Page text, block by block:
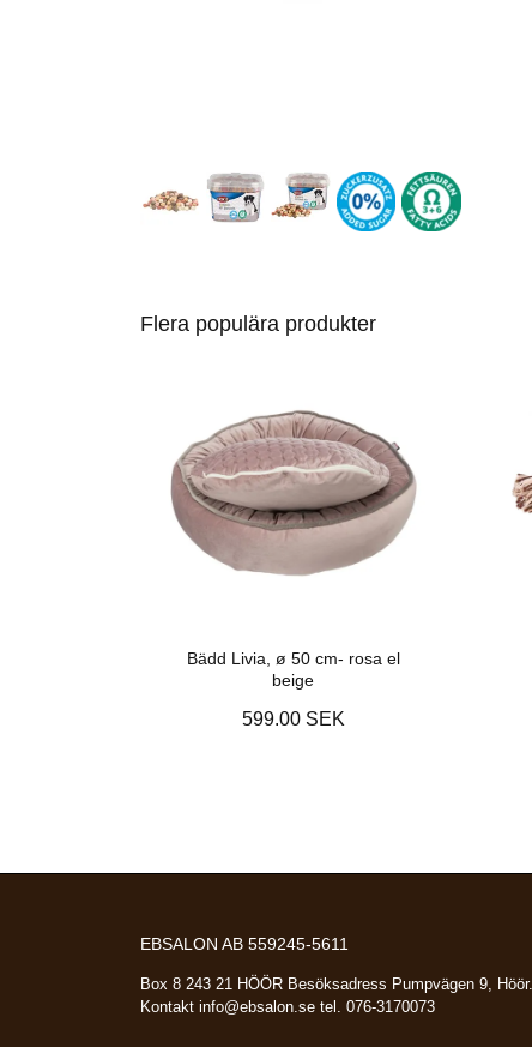
Flera populära produkter
Bädd Livia, ø 50 cm- rosa el
beige
599.00 SEK
EBSALON AB 559245-5611
Box 8 243 21 HÖÖR Besöksadress Pumpvägen 9, Höör.
Kontakt info@ebsalon.se tel. 076-3170073